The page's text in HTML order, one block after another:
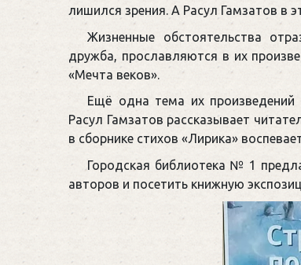
лишился зрения. А Расул Гамзатов в
Жизненные обстоятельства
дружба, прославляются в их
«Мечта веков».
Ещё одна тема их
Расул Гамзатов рассказывает
в сборнике стихов «Лирика»
Городская библиотека № 1
авторов и посетить книжную